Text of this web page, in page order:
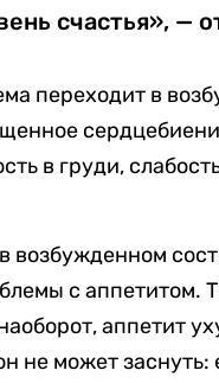
счастья», —
переходит в
в груди,
возбужденном
с аппетитом.
аппетит
не может заснуть: